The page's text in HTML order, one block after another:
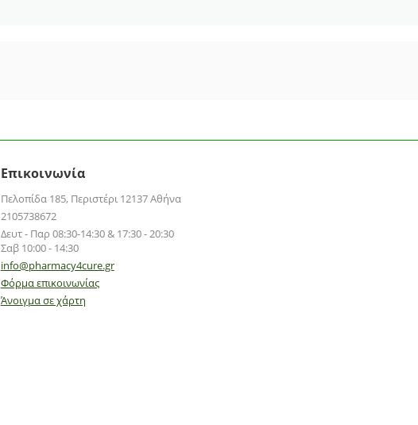
Επικοινωνία
Πελοπίδα 185, Περιστέρι 12137 Αθήνα
2105738672
Δευτ - Παρ 08:30-14:30 & 17:30 - 20:30
Σαβ 10:00 - 14:30
info@pharmacy4cure.gr
Φόρμα επικοινωνίας
Άνοιγμα σε χάρτη